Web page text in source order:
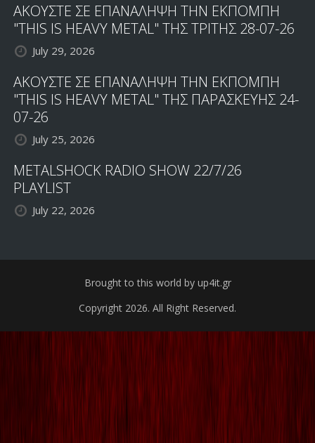
ΑΚΟΥΣΤΕ ΣΕ ΕΠΑΝΑΛΗΨΗ ΤΗΝ ΕΚΠΟΜΠΗ
"THIS IS HEAVY METAL" ΤΗΣ ΤΡΙΤΗΣ 28-07-26
July 29, 2026
ΑΚΟΥΣΤΕ ΣΕ ΕΠΑΝΑΛΗΨΗ ΤΗΝ ΕΚΠΟΜΠΗ
"THIS IS HEAVY METAL" ΤΗΣ ΠΑΡΑΣΚΕΥΗΣ 24-
07-26
July 25, 2026
METALSHOCK RADIO SHOW 22/7/26
PLAYLIST
July 22, 2026
Brought to this world by up4it.gr
Copyright 2026. All Right Reserved.